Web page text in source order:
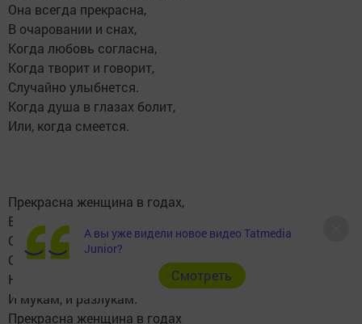
Она всегда прекрасна,
В очаровании и снах,
Когда любовь согласна,
Когда творит и говорит,
Случайно улыбнется.
Когда душа в глазах болит,
Или, когда смеется.
Прекрасна женщина в годах,
Ее года пытают,
От грусти, в слабости, в цветах
Она любовь рождает.
Наперекор судьбе и дням,
И мукам, и разлукам.
Прекрасна женщина в годах
А вы уже видели новое видео Tatmedia
Junior?
Cмотреть